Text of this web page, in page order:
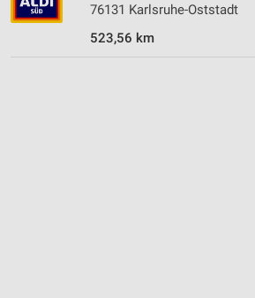
76131 Karlsruhe-Oststadt
523,56 km